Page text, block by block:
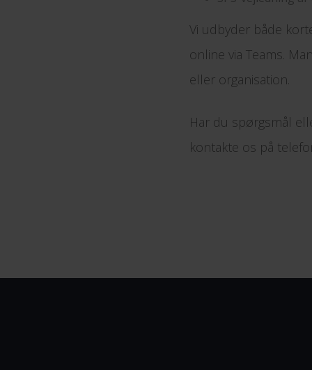
Vi udbyder både
online via Teams.
eller organisation.
Har du spørgsmål
kontakte os på